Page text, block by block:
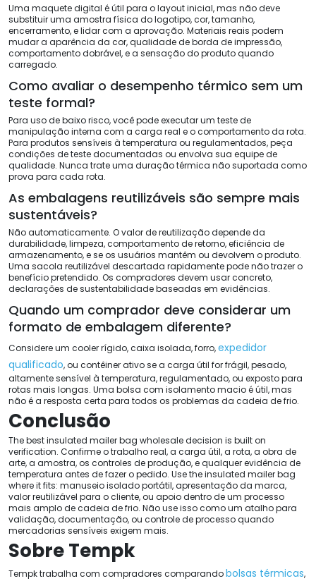
Uma maquete digital é útil para o layout inicial, mas não deve
substituir uma amostra física do logotipo, cor, tamanho,
encerramento, e lidar com a aprovação. Materiais reais podem
mudar a aparência da cor, qualidade de borda de impressão,
comportamento dobrável, e a sensação do produto quando
carregado.
Como avaliar o desempenho térmico sem um
teste formal?
Para uso de baixo risco, você pode executar um teste de
manipulação interna com a carga real e o comportamento da rota.
Para produtos sensíveis à temperatura ou regulamentados, peça
condições de teste documentadas ou envolva sua equipe de
qualidade. Nunca trate uma duração térmica não suportada como
prova para cada rota.
As embalagens reutilizáveis ​​são sempre mais
sustentáveis?
Não automaticamente. O valor de reutilização depende da
durabilidade, limpeza, comportamento de retorno, eficiência de
armazenamento, e se os usuários mantêm ou devolvem o produto.
Uma sacola reutilizável descartada rapidamente pode não trazer o
benefício pretendido. Os compradores devem usar concreto,
declarações de sustentabilidade baseadas em evidências.
Quando um comprador deve considerar um
formato de embalagem diferente?
Considere um cooler rígido, caixa isolada, forro,expedidor
qualificado, ou contêiner ativo se a carga útil for frágil, pesado,
altamente sensível à temperatura, regulamentado, ou exposto para
rotas mais longas. Uma bolsa com isolamento macio é útil, mas
não é a resposta certa para todos os problemas da cadeia de frio.
Conclusão
The best insulated mailer bag wholesale decision is built on
verification. Confirme o trabalho real, a carga útil, a rota, a obra de
arte, a amostra, os controles de produção, e qualquer evidência de
temperatura antes de fazer o pedido. Use the insulated mailer bag
where it fits: manuseio isolado portátil, apresentação da marca,
valor reutilizável para o cliente, ou apoio dentro de um processo
mais amplo de cadeia de frio. Não use isso como um atalho para
validação, documentação, ou controle de processo quando
mercadorias sensíveis exigem mais.
Sobre Tempk
Tempk trabalha com compradores comparandobolsas térmicas,